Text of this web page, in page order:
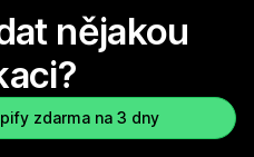
nějakou
zdarma na 3 dny